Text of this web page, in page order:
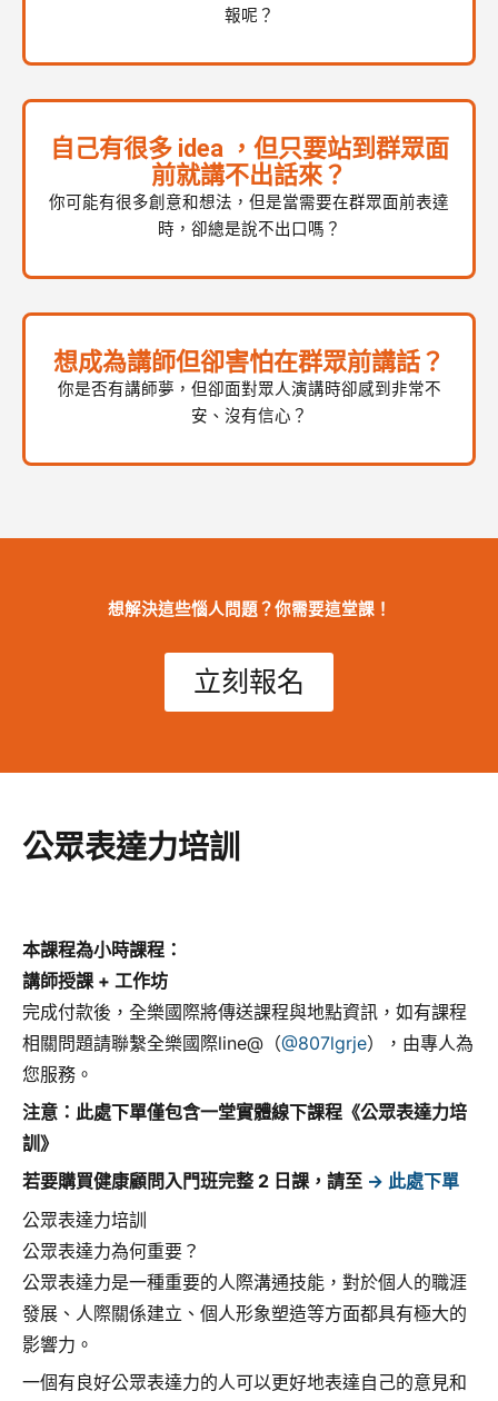
報呢？
自己有很多 idea ，但只要站到群眾面
前就講不出話來？
你可能有很多創意和想法，但是當需要在群眾面前表達
時，卻總是說不出口嗎？
想成為講師但卻害怕在群眾前講話？
你是否有講師夢，但卻面對眾人演講時卻感到非常不
安、沒有信心？
想解決這些惱人問題？你需要這堂課！
立刻報名
公眾表達力培訓
本課程為小時課程：
講師授課 + 工作坊
完成付款後，全樂國際將傳送課程與地點資訊，如有課程
相關問題請聯繫全樂國際line@（@807lgrje），由專人為
您服務。
注意：此處下單僅包含一堂實體線下課程《公眾表達力培
訓》
若要購買健康顧問入門班完整 2 日課，請至 → 此處下單
公眾表達力培訓
公眾表達力為何重要？
公眾表達力是一種重要的人際溝通技能，對於個人的職涯
發展、人際關係建立、個人形象塑造等方面都具有極大的
影響力。
一個有良好公眾表達力的人可以更好地表達自己的意見和